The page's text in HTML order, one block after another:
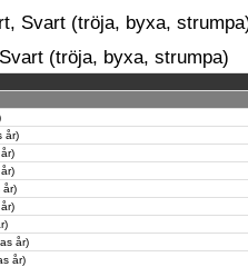
Svart (tröja, byxa,
(tröja, byxa, strumpa)
år)
år)
år)
år)